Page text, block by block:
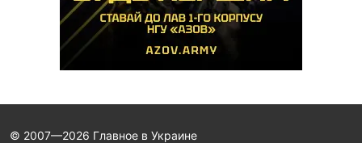
© 2007—2026 Главное в Украине